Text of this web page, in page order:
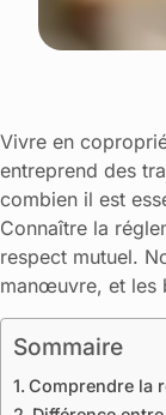
Vivre en
entreprend des
combien il est
Connaître la
respect mutuel.
manœuvre, et les
Sommaire
Comprendre la